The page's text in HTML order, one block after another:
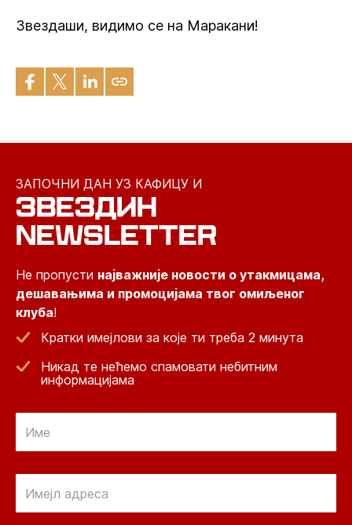
Звездаши, видимо се на Маракани!
ЗАПОЧНИ ДАН УЗ КАФИЦУ И
ЗВЕЗДИН
NEWSLETTER
Не пропусти најважније новости о утакмицама,
дешавањима и промоцијама твог омиљеног
клуба!
Кратки имејлови за које ти треба 2 минута
Никад те нећемо спамовати небитним
информацијама